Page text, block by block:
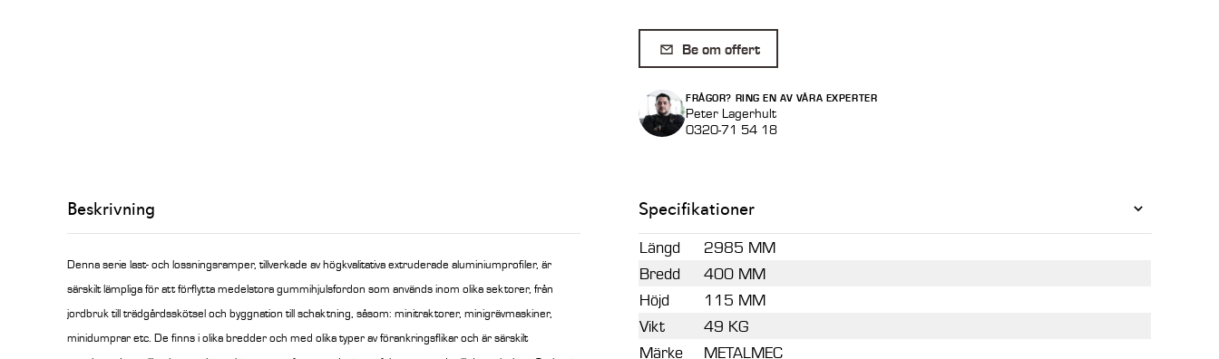
ton/par
3
Std
utan
mängd
Be om offert
FRÅGOR? RING EN AV VÅRA EXPERTER
Peter Lagerhult
0320-71 54 18
Beskrivning
Denna serie last- och lossningsramper, tillverkade av högkvalitativa extruderade aluminiumprofiler, är
särskilt lämpliga för att förflytta medelstora gummihjulsfordon som används inom olika sektorer, från
jordbruk till trädgårdsskötsel och byggnation till schaktning, såsom: minitraktorer, minigrävmaskiner,
minidumprar etc. De finns i olika bredder och med olika typer av förankringsflikar och är särskilt
Specifikationer
Längd
2985 MM
Bredd
400 MM
Höjd
115 MM
Vikt
49 KG
Märke
METALMEC